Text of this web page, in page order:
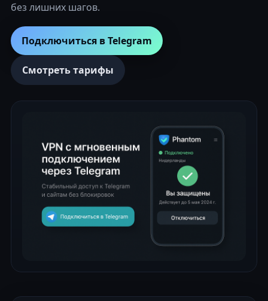
без лишних шагов.
Подключиться в Telegram
Смотреть тарифы